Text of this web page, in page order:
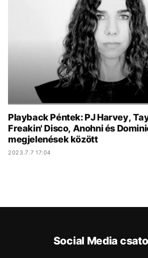
UTAZÁS
DESIGN
BESZÉLGETÉSEK ARCOK
GASZTRO
Playback Péntek: PJ Harvey,
Freakin' Disco, Anohni és
megjelenések között
2023.7.7 17:04
Social Media